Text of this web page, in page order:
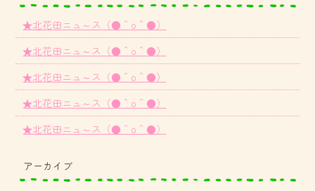
★北花田ニュ～ス（●＾o＾●）
★北花田ニュ～ス（●＾o＾●）
★北花田ニュ～ス（●＾o＾●）
★北花田ニュ～ス（●＾o＾●）
★北花田ニュ～ス（●＾o＾●）
アーカイブ